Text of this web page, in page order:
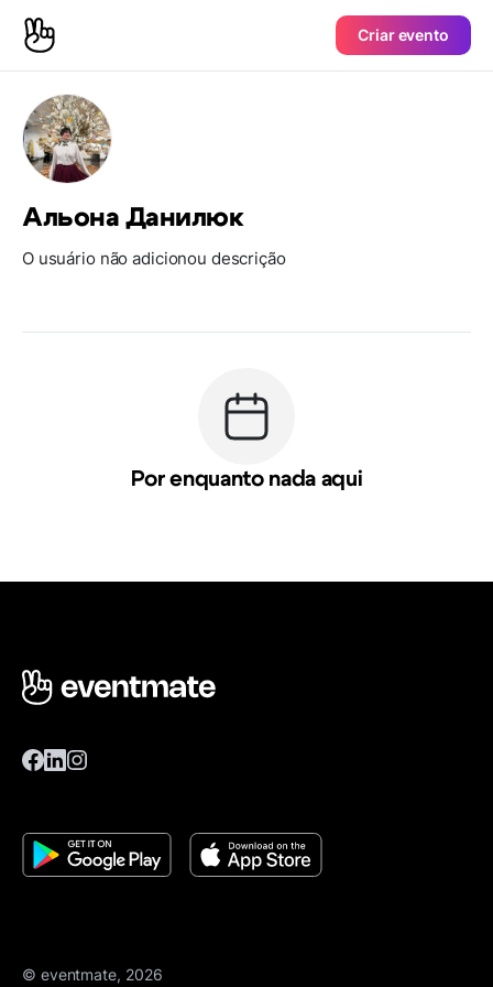
Criar evento
Альона Данилюк
O usuário não adicionou descrição
Por enquanto nada aqui
© eventmate, 2026